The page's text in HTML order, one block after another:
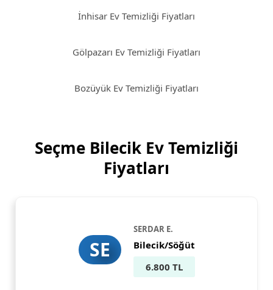
İnhisar Ev Temizliği Fiyatları
Gölpazarı Ev Temizliği Fiyatları
Bozüyük Ev Temizliği Fiyatları
Seçme Bilecik Ev Temizliği
Fiyatları
SE
SERDAR E.
Bilecik/Söğüt
6.800 TL